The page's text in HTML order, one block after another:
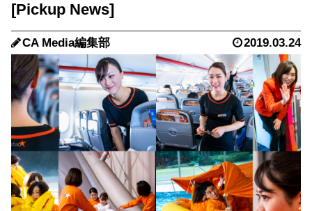
CA Media編集部 2019.03.24